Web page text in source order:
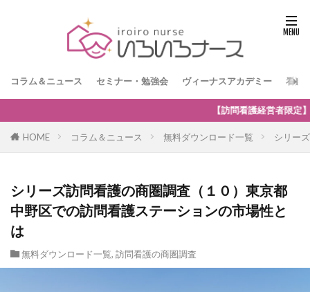
コラム＆ニュース セミナー・勉強会 ヴィーナスアカデミー 看護
経営者限定】無料オンラインセミナー「訪問看護の強みを生かした保険
HOME コラム＆ニュース 無料ダウンロード一覧 シリー
シリーズ訪問看護の商圏調査（１０）東京都
中野区での訪問看護ステーションの市場性と
は
無料ダウンロード一覧, 訪問看護の商圏調査